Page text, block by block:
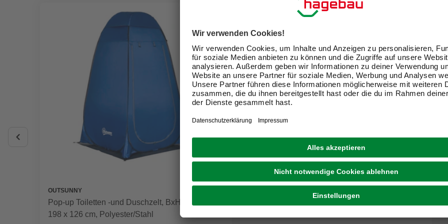
OUTSUNNY
Pop-up Toiletten -und Duschzelt, BxHxT: 124 x
198 x 126 cm, Polyester/Stahl